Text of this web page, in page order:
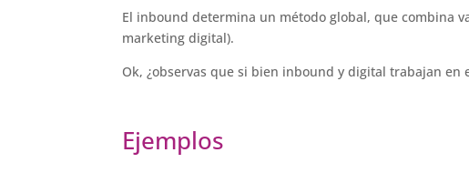
El inbound determina un método global, que combina
marketing digital).
Ok, ¿observas que si bien inbound y digital trabajan en
Ejemplos